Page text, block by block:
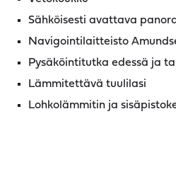
Sähköisesti avattava
Navigointilaitteisto
Pysäköintitutka edessä ja
Lämmitettävä tuulilasi
Lohkolämmitin ja